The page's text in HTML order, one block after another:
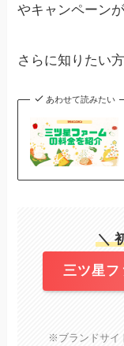
やキャンペーン
さらに知りたい
あわせて読みたい
＼
三ツ星フ
※ブランドサイ